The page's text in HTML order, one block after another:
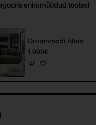
enimmüüdud tooted
Diivanvoodi Albio
1,999€